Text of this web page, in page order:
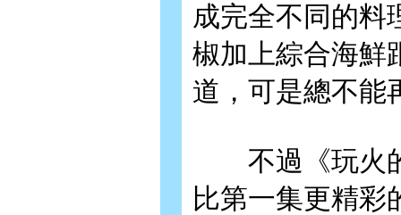
成完全不同的料
椒加上綜合海鮮
道，可是總不能
不過《玩火的
比第一集更精彩